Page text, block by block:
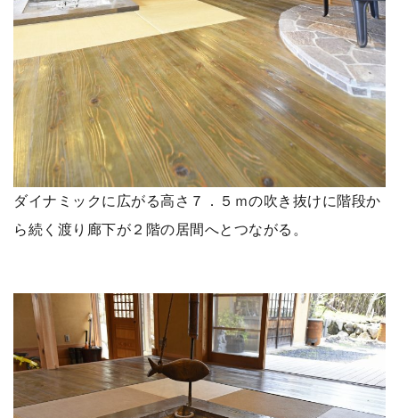
ダイナミックに広がる高さ７．５ｍの吹き抜けに階段か
ら続く渡り廊下が２階の居間へとつながる。